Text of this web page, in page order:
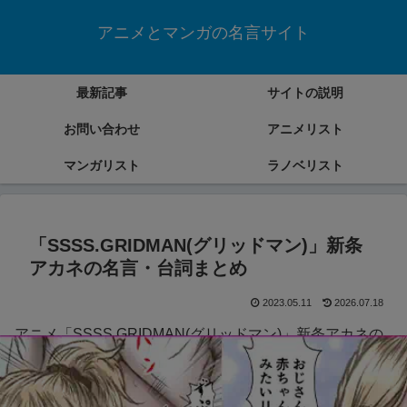
アニメとマンガの名言サイト
最新記事 サイトの説明
お問い合わせ アニメリスト
マンガリスト ラノベリスト
「SSSS.GRIDMAN(グリッドマン)」新条
アカネの名言・台詞まとめ
2023.05.11 2026.07.18
アニメ「SSSS.GRIDMAN(グリッドマン)」新条アカネの
名言・台詞をまとめていきます。